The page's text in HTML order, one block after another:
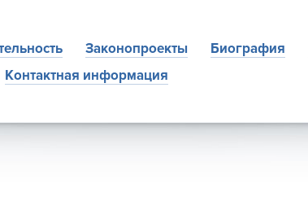
Законопроекты Биография
Контактная информация